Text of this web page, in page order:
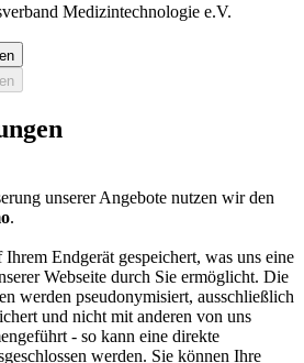
Medizintechnologie e.V.
unserer Angebote nutzen wir den
.
Endgerät gespeichert, was uns eine
Webseite durch Sie ermöglicht. Die
werden pseudonymisiert, ausschließlich
und nicht mit anderen von uns
- so kann eine direkte
werden. Sie können Ihre